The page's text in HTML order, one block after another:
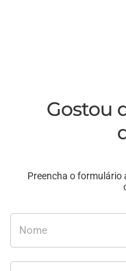
Gostou
Preencha o formulário